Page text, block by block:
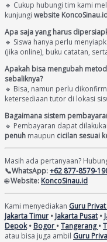
🔹 Cukup hubungi tim kami
kunjungi website
Apa saja yang harus
🔹 Siswa hanya perlu
(jika online), buku catatan,
Apakah bisa mengubah
sebaliknya?
🔹 Bisa, namun perlu
ketersediaan tutor di lokasi
Bagaimana sistem
🔹 Pembayaran dapat
penuh maupun cicilan sesuai
Masih ada pertanyaan?
📞WhatsApp:+62 877-8579-
🌐Website: KoncoSinau.id
Kami menyediakan Guru
Jakarta Timur • Jakarta Pusat•
Depok• Bogor •Tangerang•
atau bisa juga ambil Guru